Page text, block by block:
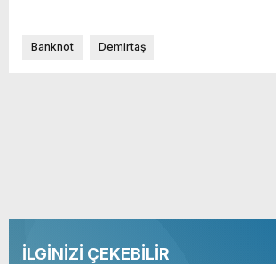
Banknot Demirtaş
İLGİNİZİ ÇEKEBİLİR